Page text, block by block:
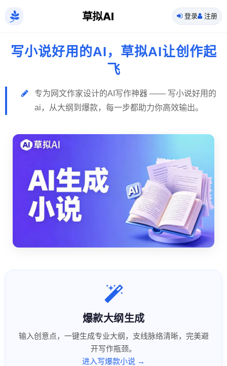
草拟AI 登录 注册
写小说好用的AI，草拟AI让创作起
飞
专为网文作家设计的AI写作神器 —— 写小说好用的
ai，从大纲到爆款，每一步都助力你高效输出。
爆款大纲生成
输入创意点，一键生成专业大纲，支线脉络清晰，完美避
开写作瓶颈。
进入写爆款小说 →